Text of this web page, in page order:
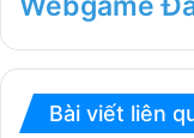
Bài viết liên